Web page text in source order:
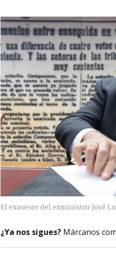
El exasesor del exministro José
¿Ya nos sigues? Márcanos